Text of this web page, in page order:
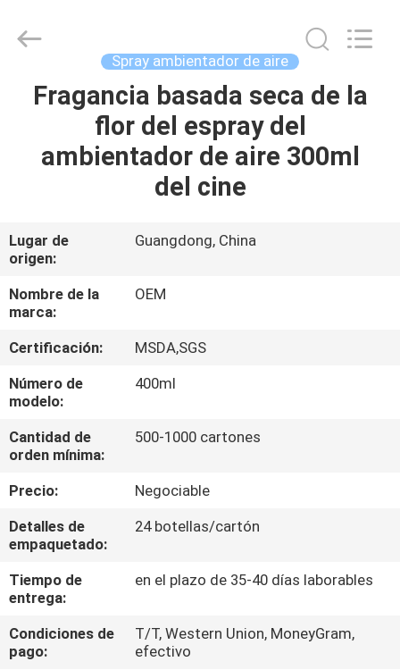
HOGAR
PRODUCTOS
NOSOTROS
VIAJE
DE
LA
FÁBRICA
CONTROL
CALIDAD
ÉNTRENOS
EN
CONTACTO
CON
2016
Spray ambientador de aire
Fragancia basada seca de la
flor del espray del
ambientador de aire 300ml
del cine
Lugar de
origen:
Guangdong, China
Nombre de la
marca:
OEM
Certificación:
MSDA,SGS
Número de
modelo:
400ml
Cantidad de
orden mínima:
500-1000 cartones
Precio:
Negociable
Detalles de
empaquetado:
24 botellas/cartón
Tiempo de
entrega:
en el plazo de 35-40 días laborables
Condiciones de
pago:
T/T, Western Union, MoneyGram,
efectivo